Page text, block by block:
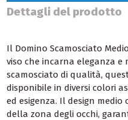
Dettagli del prodotto
Il Domino Scamosciato
viso che incarna eleganza e
scamosciato di qualità,
disponibile in diversi colori
ed esigenza. Il design
della zona degli occhi,